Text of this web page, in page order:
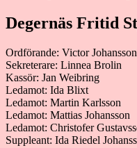
Degernäs Fritid
Ordförande: Victor
Sekreterare: Linnea Brolin
Kassör: Jan Weibring
Ledamot: Ida Blixt
Ledamot: Martin Karlsson
Ledamot: Mattias Johansson
Ledamot: Christofer
Suppleant: Ida Riedel